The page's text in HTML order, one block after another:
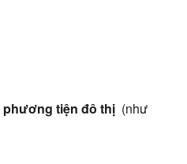
phương tiện đô thị (như